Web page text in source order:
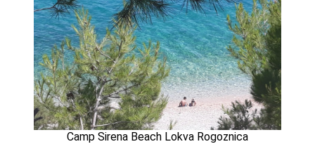
Camp Sirena Beach Lokva Rogoznica